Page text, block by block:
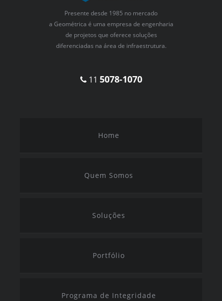
Presente desde 1985 no mercado
a Geométrica é uma empresa de engenharia
de projetos que oferece soluções
diferenciadas na área de infraestrutura.
11 5078-1070
Home
Quem Somos
Soluções
Portfólio
Programa de Integridade